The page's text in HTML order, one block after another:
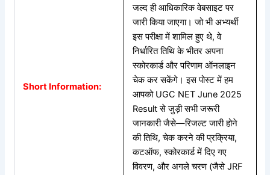
Short Information:
जल्द ही आधिकारिक वेबसाइट पर
जारी किया जाएगा। जो भी अभ्यर्थी
इस परीक्षा में शामिल हुए थे, वे
निर्धारित तिथि के भीतर अपना
स्कोरकार्ड और परिणाम ऑनलाइन
चेक कर सकेंगे। इस पोस्ट में हम
आपको UGC NET June 2025
Result से जुड़ी सभी जरूरी
जानकारी जैसे—रिजल्ट जारी होने
की तिथि, चेक करने की प्रक्रिया,
कटऑफ, स्कोरकार्ड में दिए गए
विवरण, और अगले चरण (जैसे JRF